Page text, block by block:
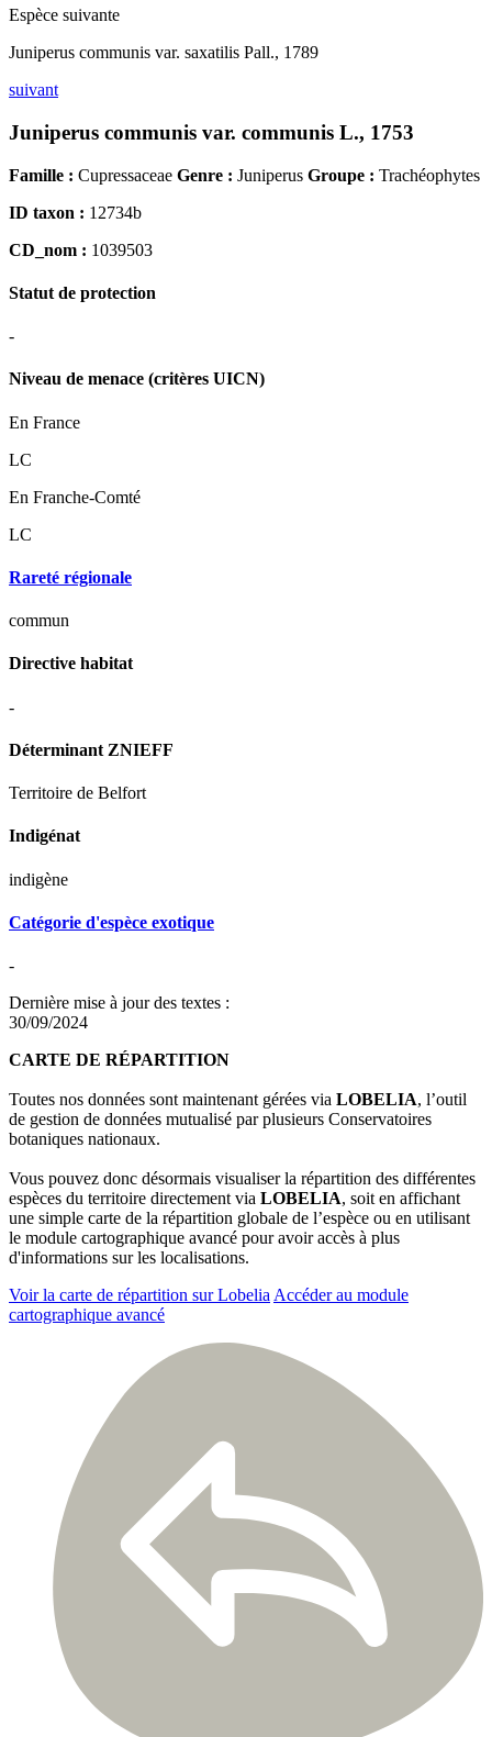
Espèce suivante
Juniperus communis var. saxatilis Pall., 1789
suivant
Juniperus communis var. communis L., 1753
Famille : Cupressaceae Genre : Juniperus Groupe : Trachéophytes
ID taxon : 12734b
CD_nom : 1039503
Statut de protection
-
Niveau de menace (critères UICN)
En France
LC
En Franche-Comté
LC
Rareté régionale
commun
Directive habitat
-
Déterminant ZNIEFF
Territoire de Belfort
Indigénat
indigène
Catégorie d'espèce exotique
-
Dernière mise à jour des textes :
30/09/2024
CARTE DE RÉPARTITION
Toutes nos données sont maintenant gérées via LOBELIA, l’outil
de gestion de données mutualisé par plusieurs Conservatoires
botaniques nationaux.
Vous pouvez donc désormais visualiser la répartition des différentes
espèces du territoire directement via LOBELIA, soit en affichant
une simple carte de la répartition globale de l’espèce ou en utilisant
le module cartographique avancé pour avoir accès à plus
d'informations sur les localisations.
Voir la carte de répartition sur Lobelia Accéder au module
cartographique avancé